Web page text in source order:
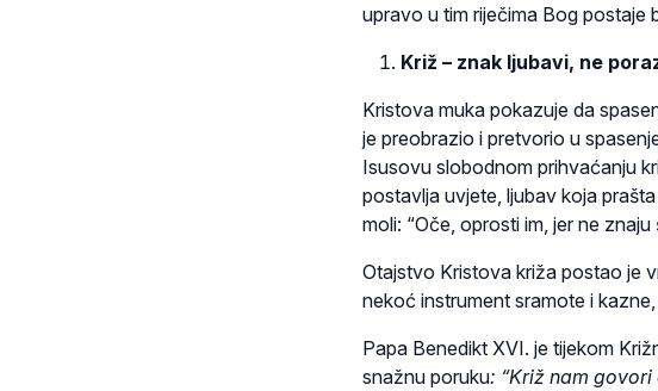
upravo u tim riječima Bog postaje
Križ – znak ljubavi, ne
Kristova muka pokazuje da
je preobrazio i pretvorio u
Isusovu slobodnom prihvaćanju
postavlja uvjete, ljubav koja
moli: “Oče, oprosti im, jer ne znaju
Otajstvo Kristova križa postao je
nekoć instrument sramote i
Papa Benedikt XVI. je tijekom
snažnu poruku: “Križ nam